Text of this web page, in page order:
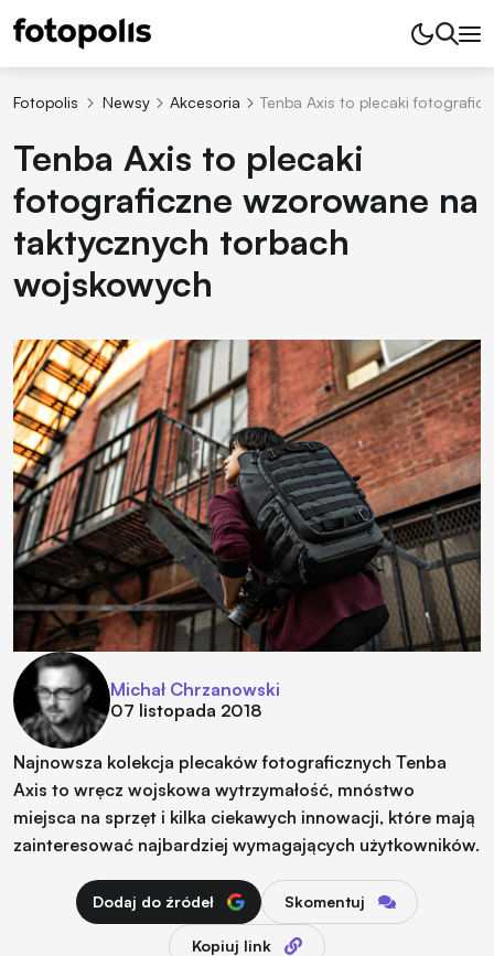
Fotopolis Newsy Akcesoria Tenba Axis to plecaki
Tenba Axis to plecaki
fotograficzne wzorowane na
taktycznych torbach
wojskowych
Michał Chrzanowski
07 listopada 2018
Najnowsza kolekcja plecaków fotograficznych Tenba
Axis to wręcz wojskowa wytrzymałość, mnóstwo
miejsca na sprzęt i kilka ciekawych innowacji, które mają
zainteresować najbardziej wymagających użytkowników.
Dodaj do źródeł Skomentuj
Kopiuj link